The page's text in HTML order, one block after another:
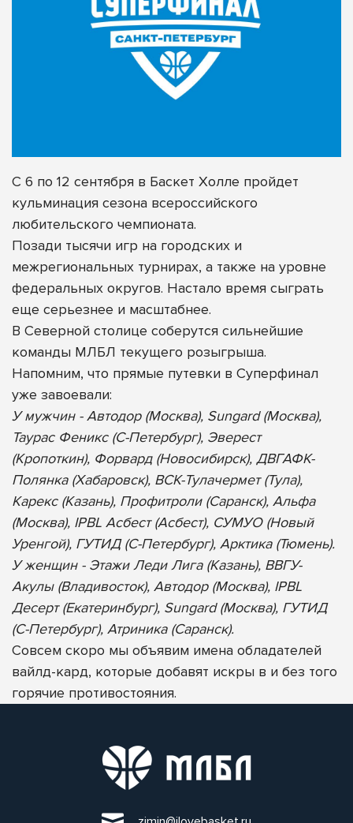
С 6 по 12 сентября в Баскет Холле пройдет
кульминация сезона всероссийского
любительского чемпионата.
Позади тысячи игр на городских и
межрегиональных турнирах, а также на уровне
федеральных округов. Настало время сыграть
еще серьезнее и масштабнее.
В Северной столице соберутся сильнейшие
команды МЛБЛ текущего розыгрыша.
Напомним, что прямые путевки в Суперфинал
уже завоевали:
У мужчин - Автодор (Москва), Sungard (Москва),
Таурас Феникс (С-Петербург), Эверест
(Кропоткин), Форвард (Новосибирск), ДВГАФК-
Полянка (Хабаровск), ВСК-Тулачермет (Тула),
Карекс (Казань), Профитроли (Саранск), Альфа
(Москва), IPBL Асбест (Асбест), СУМУО (Новый
Уренгой), ГУТИД (С-Петербург), Арктика (Тюмень).
У женщин - Этажи Леди Лига (Казань), ВВГУ-
Акулы (Владивосток), Автодор (Москва), IPBL
Десерт (Екатеринбург), Sungard (Москва), ГУТИД
(С-Петербург), Атриника (Саранск).
Совсем скоро мы объявим имена обладателей
вайлд-кард, которые добавят искры в и без того
горячие противостояния.